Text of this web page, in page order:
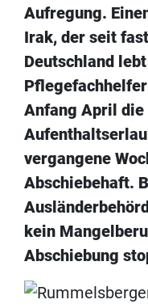
Aufregung.
Irak, der seit
Deutschland
Anfang April die
vergangene
Abschiebehaft.
kein
Abschiebung